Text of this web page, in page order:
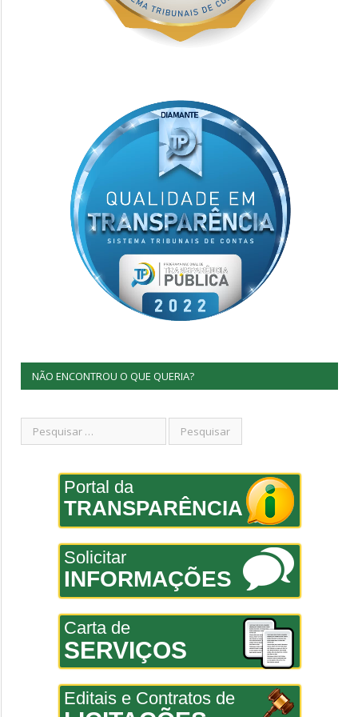
NÃO ENCONTROU O QUE QUERIA?
Portal da
TRANSPARÊNCIA
Solicitar
INFORMAÇÕES
Carta de
SERVIÇOS
Editais e Contratos de